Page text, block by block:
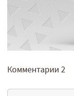
Комментарии 2